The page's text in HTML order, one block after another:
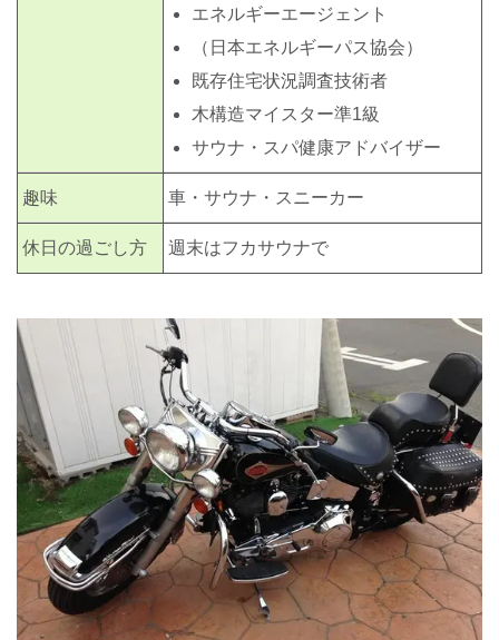
エネルギーエージェント
（日本エネルギーパス協会）
既存住宅状況調査技術者
木構造マイスター準1級
サウナ・スパ健康アドバイザー
趣味 車・サウナ・スニーカー
休日の過ごし方 週末はフカサウナで